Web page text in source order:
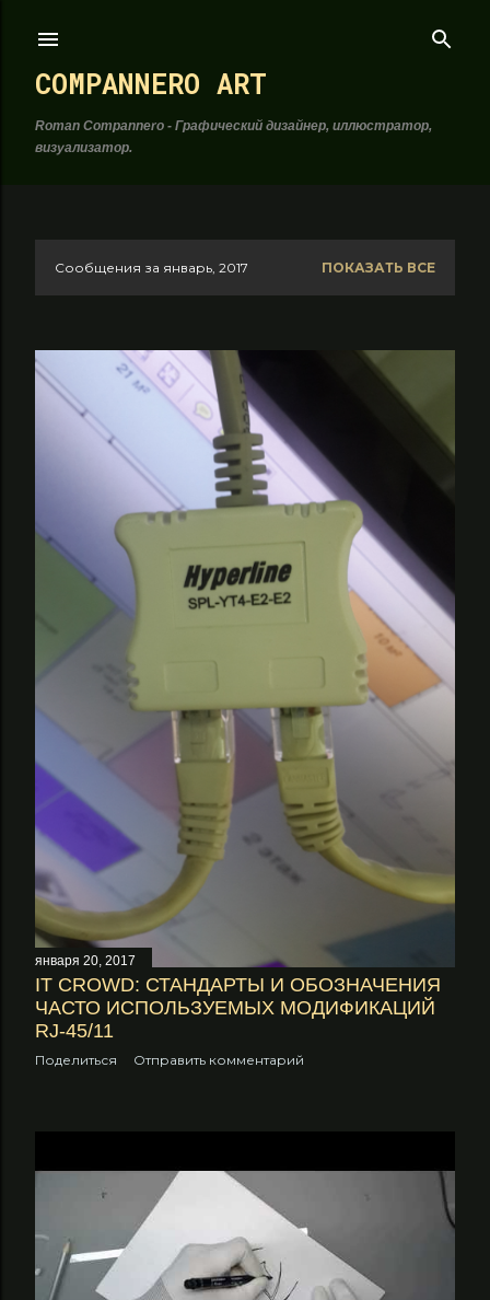
COMPANNERO ART
Roman Compannero - Графический дизайнер, иллюстратор,
визуализатор.
С
о
щ
н
я
Сообщения за январь, 2017 ПОКАЗАТЬ ВСЕ
января 20, 2017
IT CROWD: СТАНДАРТЫ И ОБОЗНАЧЕНИЯ
ЧАСТО ИСПОЛЬЗУЕМЫХ МОДИФИКАЦИЙ
RJ-45/11
Поделиться Отправить комментарий